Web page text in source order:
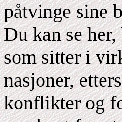
påtvinge sine
Du kan se
som sitter i
nasjoner,
konflikter og